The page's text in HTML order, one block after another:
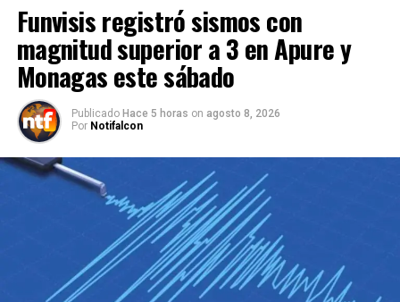
Funvisis registró sismos con
magnitud superior a 3 en Apure y
Monagas este sábado
Publicado Hace 5 horas on agosto 8, 2026
Por Notifalcon